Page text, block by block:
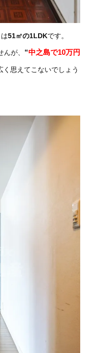
51㎡の1LDKです。
が、 “中之島で10万円
思えてこないでしょう